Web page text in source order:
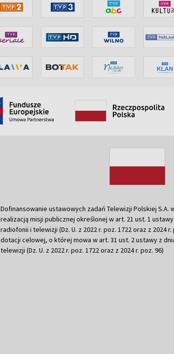
Dofinansowanie ustawowych zadań Telewizji Polskiej S.A.
realizacją misji publicznej określonej w art. 21 ust. 1 ustawy
radiofonii i telewizji (Dz. U. z 2022 r. poz. 1722 oraz z 2024
dotacji celowej, o której mowa w art. 31 ust. 2 ustawy z
telewizji (Dz. U. z 2022 r. poz. 1722 oraz z 2024 r. poz. 96)